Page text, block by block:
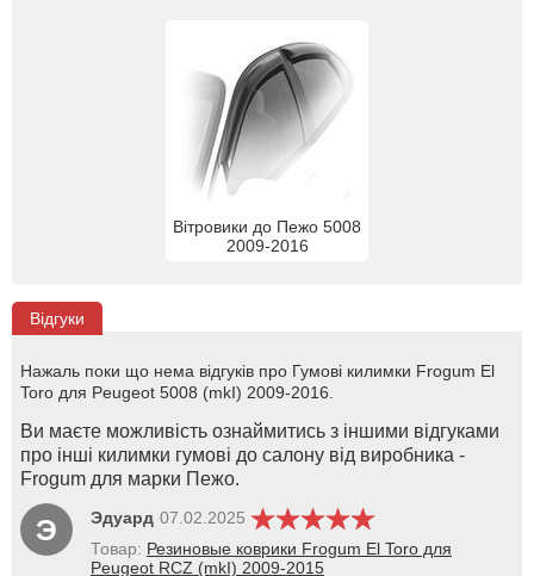
Вітровики до Пежо 5008
2009-2016
Відгуки
Нажаль поки що нема відгуків про Гумові килимки Frogum El
Toro для Peugeot 5008 (mkI) 2009-2016.
Ви маєте можливість ознаймитись з іншими відгуками
про інші килимки гумові до салону від виробника -
Frogum для марки Пежо.
Э Эдуард 07.02.2025
Товар: Резиновые коврики Frogum El Toro для
Peugeot RCZ (mkI) 2009-2015